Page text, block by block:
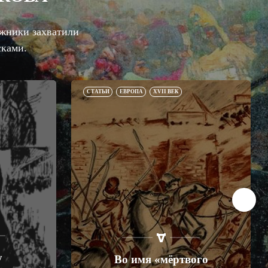
захватили
СТАТЬИ ЕВРОПА XVII ВЕК
Во имя «мёртвого